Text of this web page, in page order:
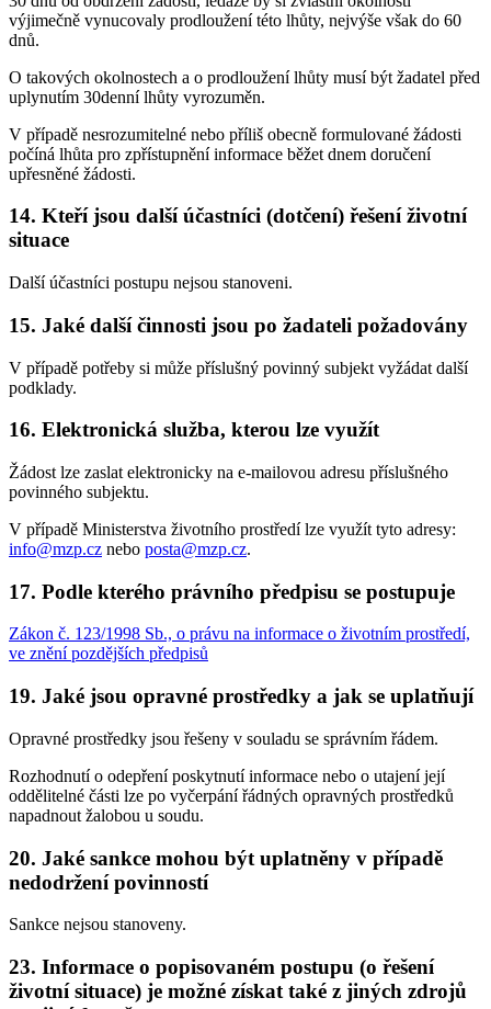
výjimečně vynucovaly prodloužení této lhůty, nejvýše však do 60
dnů.
O takových okolnostech a o prodloužení lhůty musí být žadatel před
uplynutím 30denní lhůty vyrozuměn.
V případě nesrozumitelné nebo příliš obecně formulované žádosti
počíná lhůta pro zpřístupnění informace běžet dnem doručení
upřesněné žádosti.
14. Kteří jsou další účastníci (dotčení) řešení životní
situace
Další účastníci postupu nejsou stanoveni.
15. Jaké další činnosti jsou po žadateli požadovány
V případě potřeby si může příslušný povinný subjekt vyžádat další
podklady.
16. Elektronická služba, kterou lze využít
Žádost lze zaslat elektronicky na e-mailovou adresu příslušného
povinného subjektu.
V případě Ministerstva životního prostředí lze využít tyto adresy:
info@mzp.cz nebo posta@mzp.cz.
17. Podle kterého právního předpisu se postupuje
Zákon č. 123/1998 Sb., o právu na informace o životním prostředí,
ve znění pozdějších předpisů
19. Jaké jsou opravné prostředky a jak se uplatňují
Opravné prostředky jsou řešeny v souladu se správním řádem.
Rozhodnutí o odepření poskytnutí informace nebo o utajení její
oddělitelné části lze po vyčerpání řádných opravných prostředků
napadnout žalobou u soudu.
20. Jaké sankce mohou být uplatněny v případě
nedodržení povinností
Sankce nejsou stanoveny.
23. Informace o popisovaném postupu (o řešení
životní situace) je možné získat také z jiných zdrojů